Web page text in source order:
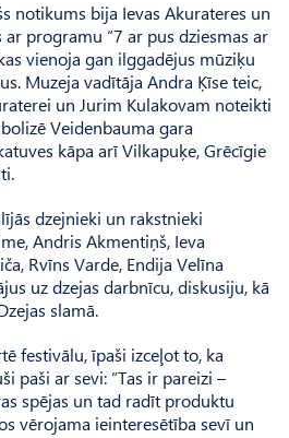
notikums bija Ievas Akurateres un
ar programu “7 ar pus dziesmas ar
vienoja gan ilggadējus mūziķu
Muzeja vadītāja Andra Ķīse teic,
un Jurim Ku­lakovam noteikti
Veidenbauma gara
kāpa arī Vilkapuķe, Grē­cīgie
dzejnieki un rakstnieki
Andris Ak­mentiņš, Ieva
Rvīns Varde, Endija Velīna
uz dzejas darbnīcu, diskusiju, kā
slamā.
festivālu, īpaši izceļot to, ka
paši ar sevi: “Tas ir pareizi –
spējas un tad radīt produktu
vērojama ieinteresētība sevī un